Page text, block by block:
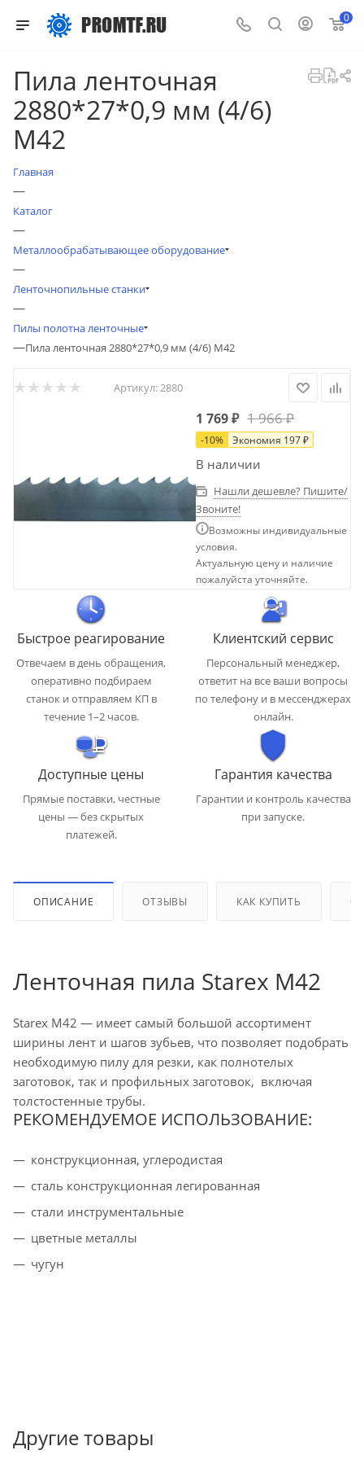
0
Пила ленточная
2880*27*0,9 мм (4/6)
М42
Главная
—
Каталог
—
Металлообрабатывающее оборудование
—
Ленточнопильные станки
—
Пилы полотна ленточные
—Пила ленточная 2880*27*0,9 мм (4/6) М42
Артикул:2880
1 769₽ 1 966₽
-10% Экономия 197₽
В наличии
Нашли дешевле? Пишите/
Звоните!
Возможны индивидуальные
условия.
Актуальную цену и наличие
пожалуйста уточняйте.
Быстрое реагирование
Отвечаем в день обращения,
оперативно подбираем
станок и отправляем КП в
течение 1–2 часов.
Клиентский сервис
Персональный менеджер,
ответит на все ваши вопросы
по телефону и в мессенджерах
онлайн.
Доступные цены
Прямые поставки, честные
цены — без скрытых
платежей.
Гарантия качества
Гарантии и контроль качества
при запуске.
ОПИСАНИЕ ОТЗЫВЫ КАК КУПИТЬ
Ленточная пила Starex M42
Starex M42 — имеет самый большой ассортимент
ширины лент и шагов зубьев, что позволяет подобрать
необходимую пилу для резки, как полнотелых
заготовок, так и профильных заготовок, включая
толстостенные трубы.
РЕКОМЕНДУЕМОЕ ИСПОЛЬЗОВАНИЕ:
конструкционная, углеродистая
cталь конструкционная легированная
стали инструментальные
цветные металлы
чугун
Другие товары